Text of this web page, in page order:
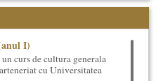
oamenii ei, pe
numele -, insa acum
ale culturii.
I)
curs de cultura generala
cu Universitatea